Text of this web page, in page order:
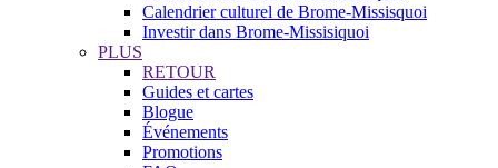
Calendrier culturel de Brome-Missisquoi
Investir dans Brome-Missisiquoi
PLUS
RETOUR
Guides et cartes
Blogue
Événements
Promotions